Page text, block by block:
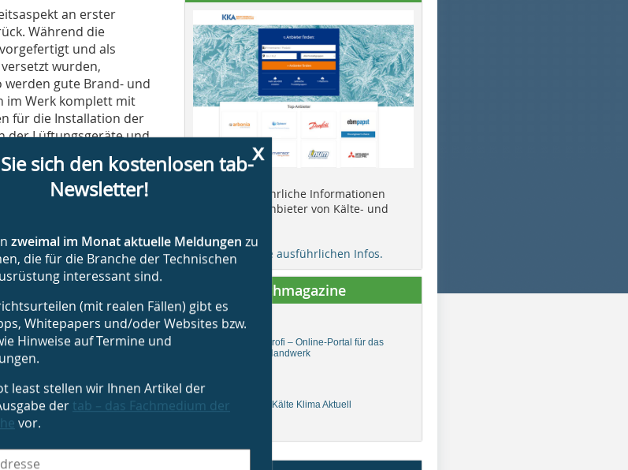
an erster
Während die
und als
wurden,
werden gute Brand- und
im Werk komplett mit
für die Installation der
der Lüftungsgeräte und
stand der
erster Stelle.
/ ACMS Architekten,
Campus Rosenheim
mit diesem DGNB-
x
sich den kostenlosen tab-
Newsletter!
zweimal im Monat aktuelle Meldungen zu
die für die Branche der Technischen
interessant sind.
(mit realen Fällen) gibt es
Whitepapers und/oder Websites bzw.
Hinweise auf Termine und
least stellen wir Ihnen Artikel der
der tab – das Fachmedium der
vor.
... bietet ausführliche Informationen
rund um die Anbieter von Kälte- und
Hier gibt es die ausführlichen Infos.
Weitere Fachmagazine
SHK Profi – Online-Portal für das
SHK-Handwerk
KKA – Kälte Klima Aktuell